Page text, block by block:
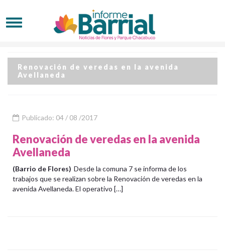
Renovación de veredas en la avenida
Avellaneda
Publicado: 04 / 08 /2017
Renovación de veredas en la avenida
Avellaneda
(Barrio de Flores) Desde la comuna 7 se informa de los
trabajos que se realizan sobre la Renovación de veredas en la
avenida Avellaneda. El operativo […]